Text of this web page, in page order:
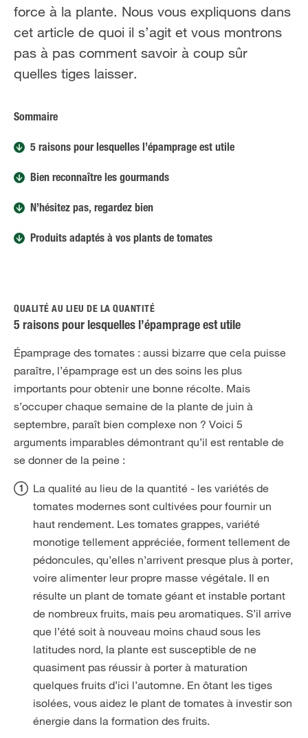
force à la plante. Nous vous expliquons dans
cet article de quoi il s’agit et vous montrons
pas à pas comment savoir à coup sûr
quelles tiges laisser.
Sommaire
5 raisons pour lesquelles l’épamprage est utile
Bien reconnaître les gourmands
N’hésitez pas, regardez bien
Produits adaptés à vos plants de tomates
QUALITÉ AU LIEU DE LA QUANTITÉ
5 raisons pour lesquelles l’épamprage est utile
Épamprage des tomates : aussi bizarre que cela puisse
paraître, l’épamprage est un des soins les plus
importants pour obtenir une bonne récolte. Mais
s’occuper chaque semaine de la plante de juin à
septembre, paraît bien complexe non ? Voici 5
arguments imparables démontrant qu’il est rentable de
se donner de la peine :
La qualité au lieu de la quantité - les variétés de
tomates modernes sont cultivées pour fournir un
haut rendement. Les tomates grappes, variété
monotige tellement appréciée, forment tellement de
pédoncules, qu’elles n’arrivent presque plus à porter,
voire alimenter leur propre masse végétale. Il en
résulte un plant de tomate géant et instable portant
de nombreux fruits, mais peu aromatiques. S’il arrive
que l’été soit à nouveau moins chaud sous les
latitudes nord, la plante est susceptible de ne
quasiment pas réussir à porter à maturation
quelques fruits d’ici l’automne. En ôtant les tiges
isolées, vous aidez le plant de tomates à investir son
énergie dans la formation des fruits.